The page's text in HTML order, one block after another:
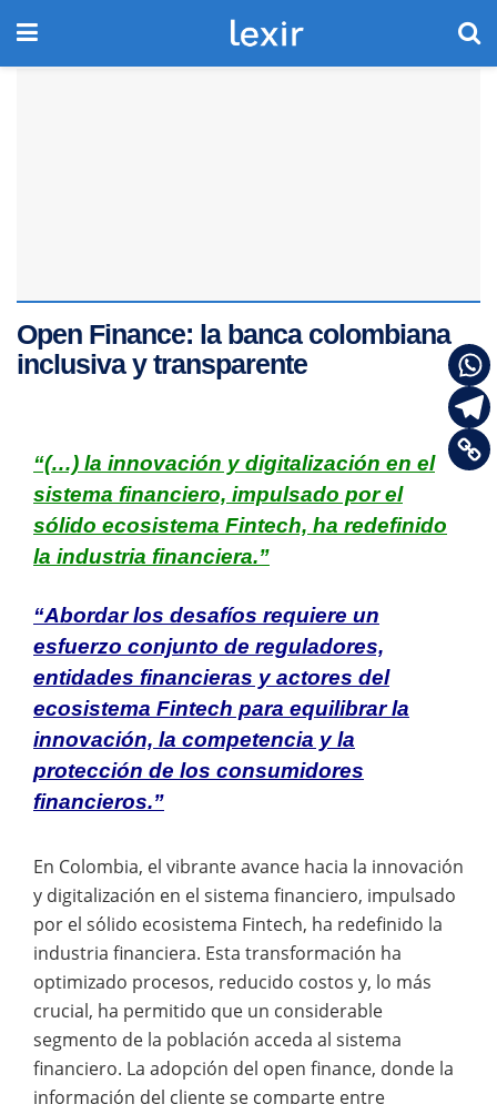
Open Finance: la banca colombiana
inclusiva y transparente
“(…) la innovación y digitalización en el
sistema financiero, impulsado por el
sólido ecosistema Fintech, ha redefinido
la industria financiera.”
“Abordar los desafíos requiere un
esfuerzo conjunto de reguladores,
entidades financieras y actores del
ecosistema Fintech para equilibrar la
innovación, la competencia y la
protección de los consumidores
financieros.”
En Colombia, el vibrante avance hacia la innovación
y digitalización en el sistema financiero, impulsado
por el sólido ecosistema Fintech, ha redefinido la
industria financiera. Esta transformación ha
optimizado procesos, reducido costos y, lo más
crucial, ha permitido que un considerable
segmento de la población acceda al sistema
financiero. La adopción del open finance, donde la
información del cliente se comparte entre